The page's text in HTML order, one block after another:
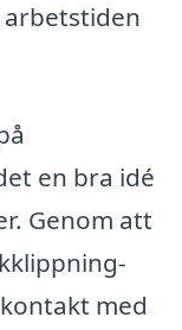
en bra idé
Genom att
med